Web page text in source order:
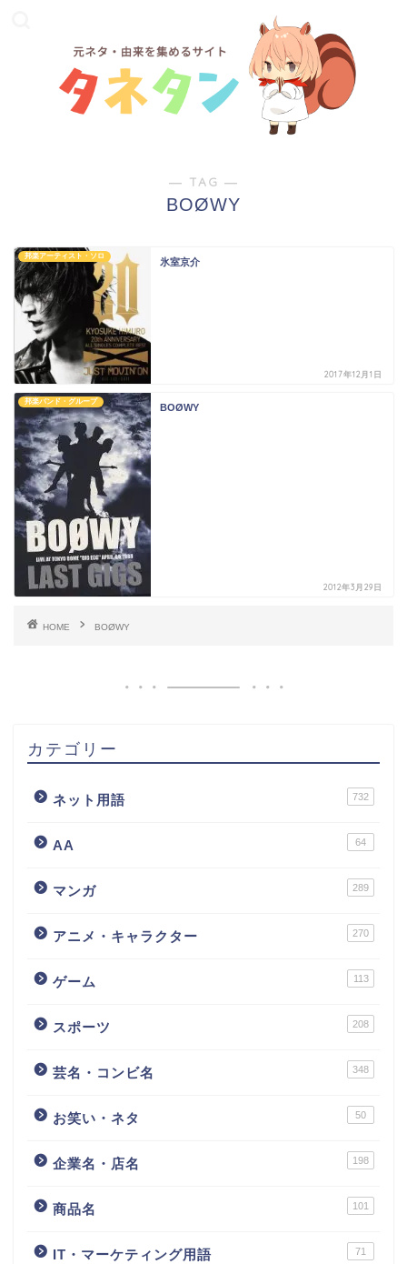
― TAG ―
BOØWY
邦楽アーティスト・ソロ
氷室京介
2017年12月1日
邦楽バンド・グループ
BOØWY
2012年3月29日
HOME BOØWY
カテゴリー
ネット用語 732
AA 64
マンガ 289
アニメ・キャラクター 270
ゲーム 113
スポーツ 208
芸名・コンビ名 348
お笑い・ネタ 50
企業名・店名 198
商品名 101
IT・マーケティング用語 71